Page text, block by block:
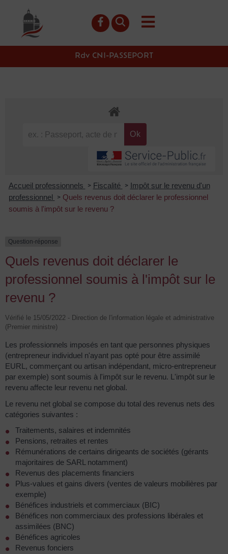
principal
Rdv CNI-PASSEPORT
Accueil professionnels > Fiscalité > Impôt sur le revenu d'un
professionnel
> Quels revenus doit déclarer le professionnel
soumis à l'impôt sur le revenu ?
Question-réponse
Quels revenus doit déclarer le
professionnel soumis à l'impôt sur le
revenu ?
Vérifié le 15/05/2022 - Direction de l'information légale et administrative
(Premier ministre)
Les professionnels imposés en tant que personnes physiques
(entrepreneur individuel n'ayant pas opté pour être assimilé
EURL, commerçant ou artisan indépendant, micro-entrepreneur
par exemple) sont soumis à l'impôt sur le revenu. L'impôt sur le
revenu affecte leur revenu net global.
Le revenu net global se compose du total des revenus nets des
catégories suivantes :
Traitements, salaires et indemnités
Pensions, retraites et rentes
Rémunérations de certains dirigeants de sociétés (gérants
majoritaires de SARL notamment)
Revenus des placements financiers
Plus-values et gains divers (ventes de valeurs mobilières par
exemple)
Bénéfices industriels et commerciaux (BIC)
Bénéfices non commerciaux des professions libérales et
assimilées (BNC)
Bénéfices agricoles
Revenus fonciers